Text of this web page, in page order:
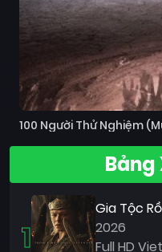
100 Người Thử Nghiệm
Bảng
1
Gia Tộc
2026
Full HD